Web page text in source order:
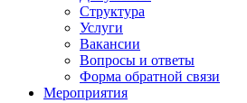
Структура
Услуги
Вакансии
Вопросы и ответы
Форма обратной связи
Мероприятия